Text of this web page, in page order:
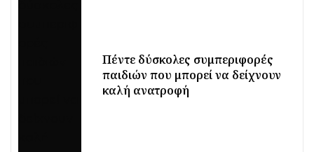
Πέντε δύσκολες συμπεριφορές
παιδιών που μπορεί να δείχνουν
καλή ανατροφή